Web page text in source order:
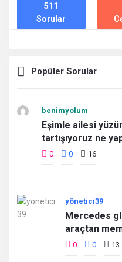
Sorular
511
Popüler Sorular
benimyolum
Eşimle ailesi
tartışıyoruz ne
0 0 16
yönetici39
Mercedes
araçtan
0 0 13